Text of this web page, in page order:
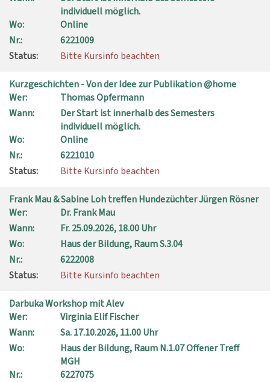
individuell möglich.
Wo:
Online
Nr.:
6221009
Status:
Bitte Kursinfo beachten
Kurzgeschichten - Von der Idee zur Publikation @home
Wer:
Thomas Opfermann
Wann:
Der Start ist innerhalb des Semesters
individuell möglich.
Wo:
Online
Nr.:
6221010
Status:
Bitte Kursinfo beachten
Frank Mau & Sabine Loh treffen Hundezüchter Jürgen Rösner
Wer:
Dr. Frank Mau
Wann:
Fr.25.09.2026, 18.00 Uhr
Wo:
Haus der Bildung, Raum S.3.04
Nr.:
6222008
Status:
Bitte Kursinfo beachten
Darbuka Workshop mit Alev
Wer:
Virginia Elif Fischer
Wann:
Sa.17.10.2026, 11.00 Uhr
Wo:
Haus der Bildung, Raum N.1.07 Offener Treff
MGH
Nr.:
6227075